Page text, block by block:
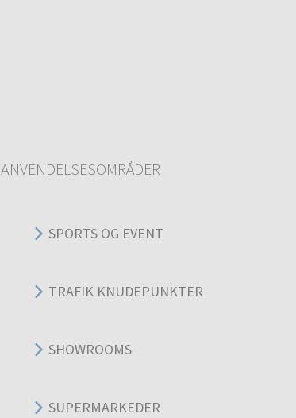
ANVENDELSESOMRÅDER
SPORTS OG EVENT
TRAFIK KNUDEPUNKTER
SHOWROOMS
SUPERMARKEDER